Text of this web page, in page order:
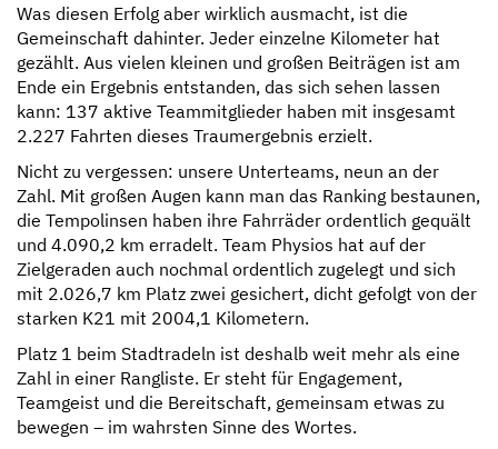
Was diesen Erfolg aber wirklich ausmacht, ist die
Gemeinschaft dahinter. Jeder einzelne Kilometer hat
gezählt. Aus vielen kleinen und großen Beiträgen ist am
Ende ein Ergebnis entstanden, das sich sehen lassen
kann: 137 aktive Teammitglieder haben mit insgesamt
2.227 Fahrten dieses Traumergebnis erzielt.
Nicht zu vergessen: unsere Unterteams, neun an der
Zahl. Mit großen Augen kann man das Ranking bestaunen,
die Tempolinsen haben ihre Fahrräder ordentlich gequält
und 4.090,2 km erradelt. Team Physios hat auf der
Zielgeraden auch nochmal ordentlich zugelegt und sich
mit 2.026,7 km Platz zwei gesichert, dicht gefolgt von der
starken K21 mit 2004,1 Kilometern.
Platz 1 beim Stadtradeln ist deshalb weit mehr als eine
Zahl in einer Rangliste. Er steht für Engagement,
Teamgeist und die Bereitschaft, gemeinsam etwas zu
bewegen – im wahrsten Sinne des Wortes.